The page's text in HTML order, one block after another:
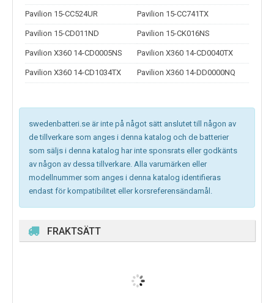
Pavilion 15-CC524UR Pavilion 15-CC741TX
Pavilion 15-CD011ND Pavilion 15-CK016NS
Pavilion X360 14-CD0005NS Pavilion X360 14-CD0040TX
Pavilion X360 14-CD1034TX Pavilion X360 14-DD0000NQ
swedenbatteri.se är inte på något sätt anslutet till någon av
de tillverkare som anges i denna katalog och de batterier
som säljs i denna katalog har inte sponsrats eller godkänts
av någon av dessa tillverkare. Alla varumärken eller
modellnummer som anges i denna katalog identifieras
endast för kompatibilitet eller korsreferensändamål.
FRAKTSÄTT